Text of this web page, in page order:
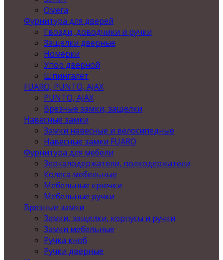
Омега
Фурнитура для дверей
Гвозди, доводчики и ручки
Защелки дверные
Номерки
Упор дверной
Шпингалет
FUARO, PUNTO, AJAX
PUNTO, AJAX
Врезные замки, защелки
Навесные замки
Замки навесные и велосипедные
Навесные замки FUARO
Фурнитура для мебели
Зеркалодержатели, полкодержатели
Колеса мебельные
Мебельные крючки
Мебельные ручки
Врезные замки
Замки, защелки, корпусы и ручки
Замки мебельные
Ручка кноб
Ручки дверные